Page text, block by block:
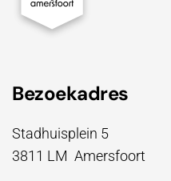
Bezoekadres
Stadhuisplein 5
3811 LM Amersfoort